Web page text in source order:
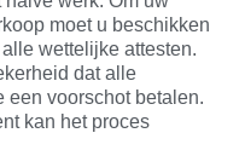
moet u beschikken
wettelijke attesten.
dat alle
een voorschot betalen.
kan het proces